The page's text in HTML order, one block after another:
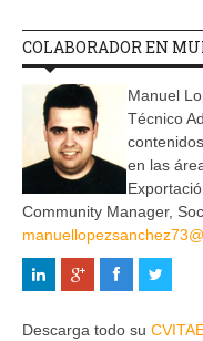
COLABORADOR EN
Manuel
Técnico
en las
Community Manager,
Descarga todo su